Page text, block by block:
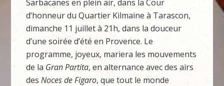
Sarbacanes en plein air, dans la Cour
d’honneur du Quartier Kilmaine à Tarascon,
dimanche 11 juillet à 21h, dans la douceur
d’une soirée d’été en Provence. Le
programme, joyeux, mariera les mouvements
de laGran Partita, en alternance avec des airs
desNoces de Figaro, que tout le monde